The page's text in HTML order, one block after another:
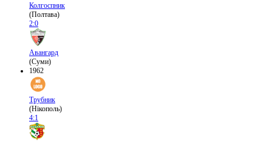
Колгоспник
(Полтава)
2:0
Авангард
(Суми)
1962
Трубник
(Нікополь)
4:1